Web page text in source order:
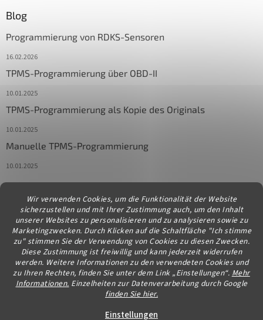
Wir verwenden Cookies, um die Funktionalität der Website
sicherzustellen und mit Ihrer Zustimmung auch, um den Inhalt
unserer Websites zu personalisieren und zu analysieren sowie zu
Marketingzwecken. Durch Klicken auf die Schaltfläche "Ich stimme
zu" stimmen Sie der Verwendung von Cookies zu diesen Zwecken.
Diese Zustimmung ist freiwillig und kann jederzeit widerrufen
werden. Weitere Informationen zu den verwendeten Cookies und
zu Ihren Rechten, finden Sie unter dem Link „Einstellungen“. Mehr
Informationen. Einzelheiten zur Datenverarbeitung durch Google
finden Sie hier.
Einstellungen
Blog
Programmierung von RDKS-Sensoren
16.02.2026
TPMS-Programmierung über OBD-II
10.01.2025
TPMS-Programmierung als Kopie des Originals
10.01.2025
Manuelle TPMS-Programmierung
10.01.2025
Kontakt
info@diagstore.at
Erstellt von Shoptet